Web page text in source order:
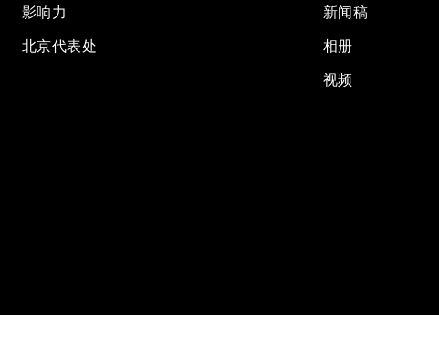
影响力
北京代表处
新闻稿
相册
视频